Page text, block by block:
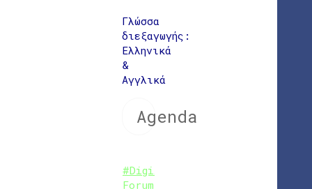
Γλώσσα
διεξαγωγής:
Ελληνικά
&
Αγγλικά
Agenda
#DigiAgriFood
Forum_Agenda